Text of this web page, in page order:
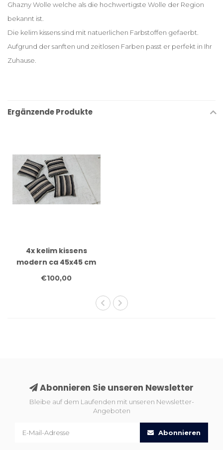
Ghazny Wolle welche als die hochwertigste Wolle der Region
bekannt ist.
Die kelim kissens sind mit natuerlichen Farbstoffen gefaerbt.
Aufgrund der sanften und zeitlosen Farben passt er perfekt in Ihr
Zuhause.
Ergänzende Produkte
4x kelim kissens
modern ca 45x45 cm
mit Füllung
€100,00
Abonnieren Sie unseren Newsletter
Bleibe auf dem Laufenden mit unseren Newsletter-
Angeboten
Abonnieren